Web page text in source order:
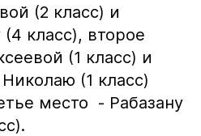
(2 класс) и
класс), второе
(1 класс) и
(1 класс)
место - Рабазану